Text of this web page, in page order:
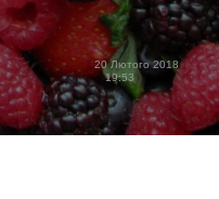
20 Лютого 2018
19:53